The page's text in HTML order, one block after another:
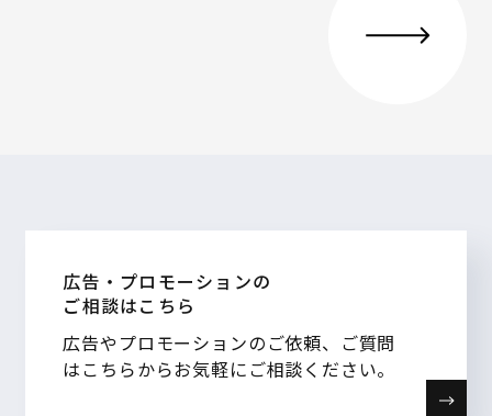
広告・プロモーションの
ご相談はこちら
広告やプロモーションのご依頼、ご質問
はこちらからお気軽にご相談ください。